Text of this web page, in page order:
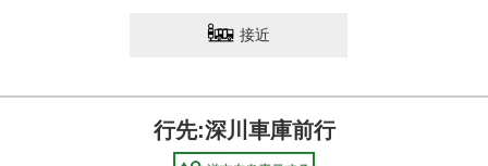
接近
行先:深川車庫前行